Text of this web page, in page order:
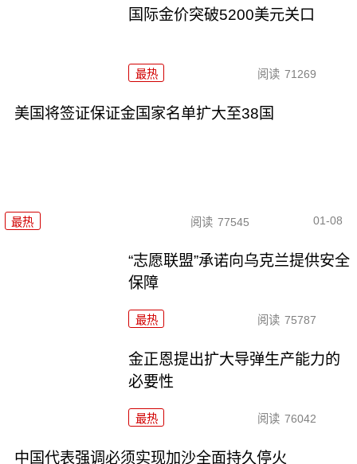
国际金价突破5200美元关口
最热 阅读 71269
美国将签证保证金国家名单扩大至38国
最热 阅读 77545 01-08
“志愿联盟”承诺向乌克兰提供安全
保障
最热 阅读 75787
金正恩提出扩大导弹生产能力的
必要性
最热 阅读 76042
中国代表强调必须实现加沙全面持久停火